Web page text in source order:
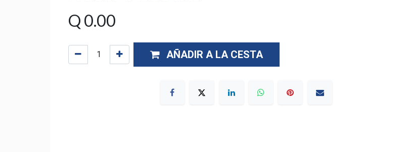
Q 0.00
AÑADIR A LA CESTA